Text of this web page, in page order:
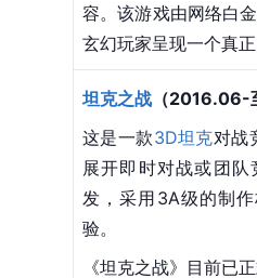
容。该游戏由网络白
玄幻玩家呈现一个真
坦克之战 （2016.06-
这是一款3D坦克对战
展开即时对战或团
发，采用3A级的制
验。
《坦克之战》目前已